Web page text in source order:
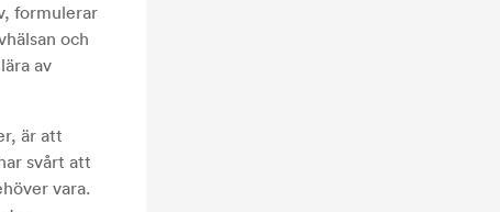
formulerar
och
av
är att
svårt att
vara.